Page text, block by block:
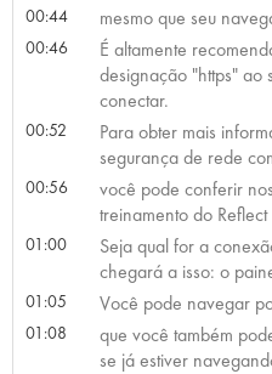
00:44 mesmo que seu
00:46
É altamente
designação "https" ao
conectar.
00:52
Para obter mais
segurança de rede
00:56
você pode conferir
treinamento do
01:00
Seja qual for a
chegará a isso: o
01:05 Você pode navegar
01:08
que você também
se já estiver